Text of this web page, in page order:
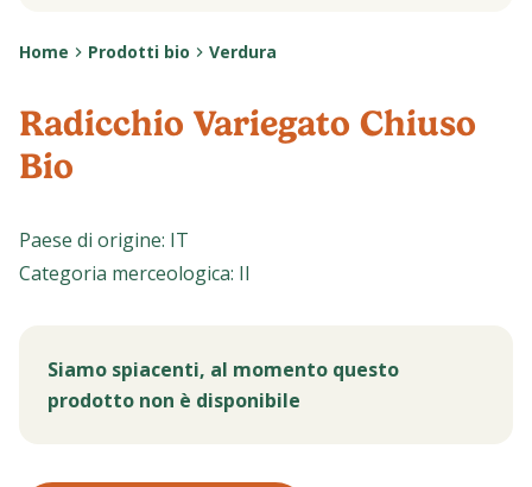
Home Prodotti bio Verdura
Radicchio Variegato Chiuso
Bio
Paese di origine: IT
Categoria merceologica: II
Siamo spiacenti, al momento questo
prodotto non è disponibile